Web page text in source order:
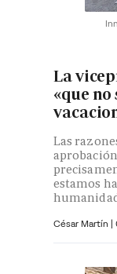
La
«que
Las
estamos
César Martín |